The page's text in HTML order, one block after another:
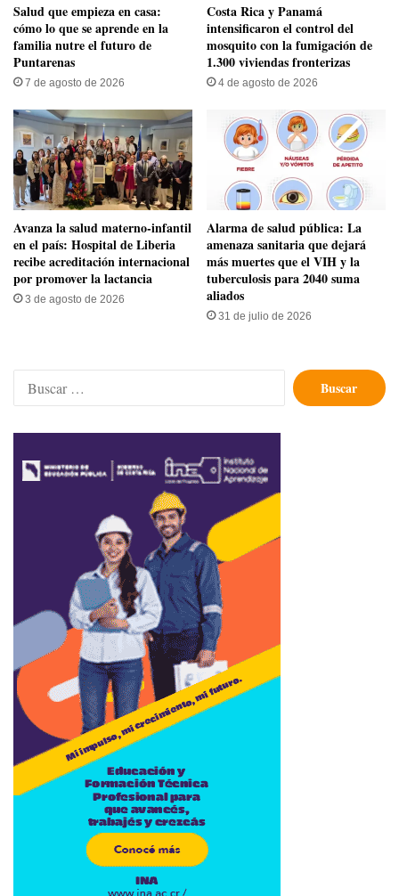
Salud que empieza en casa:
cómo lo que se aprende en la
familia nutre el futuro de
Puntarenas
7 de agosto de 2026
Costa Rica y Panamá
intensificaron el control del
mosquito con la fumigación de
1.300 viviendas fronterizas
4 de agosto de 2026
Avanza la salud materno-infantil
en el país: Hospital de Liberia
recibe acreditación internacional
por promover la lactancia
3 de agosto de 2026
​Alarma de salud pública: La
amenaza sanitaria que dejará
más muertes que el VIH y la
tuberculosis para 2040 suma
aliados
31 de julio de 2026
Buscar: